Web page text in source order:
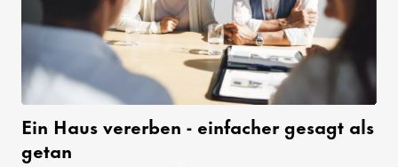
Ein Haus vererben - einfacher gesagt als
getan